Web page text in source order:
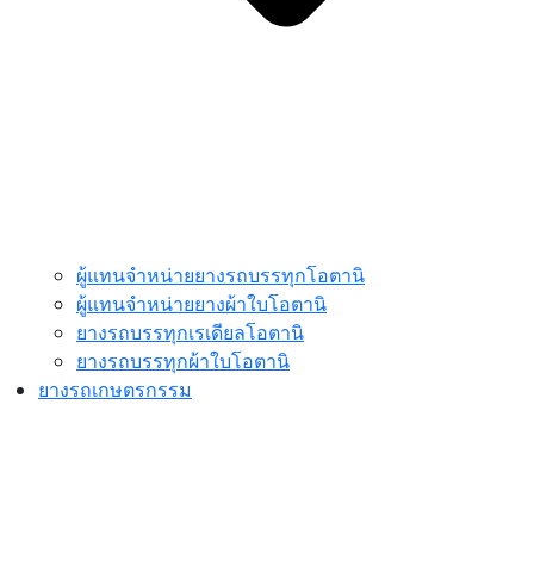
ผู้แทนจำหน่ายยางรถบรรทุกโอตานิ
ผู้แทนจำหน่ายยางผ้าใบโอตานิ
ยางรถบรรทุกเรเดียลโอตานิ
ยางรถบรรทุกผ้าใบโอตานิ
ยางรถเกษตรกรรม